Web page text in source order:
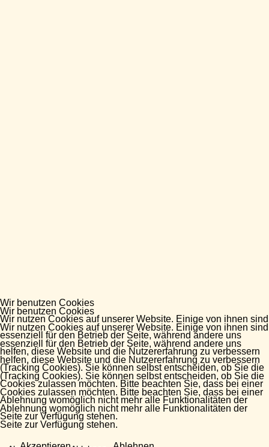
Wir benutzen Cookies
Wir nutzen Cookies auf unserer Website. Einige von ihnen sind
essenziell für den Betrieb der Seite, während andere uns
helfen, diese Website und die Nutzererfahrung zu verbessern
(Tracking Cookies). Sie können selbst entscheiden, ob Sie die
Cookies zulassen möchten. Bitte beachten Sie, dass bei einer
Ablehnung womöglich nicht mehr alle Funktionalitäten der
Seite zur Verfügung stehen.
Wir benutzen Cookies
Wir nutzen Cookies auf unserer Website. Einige von ihnen sind
essenziell für den Betrieb der Seite, während andere uns
helfen, diese Website und die Nutzererfahrung zu verbessern
(Tracking Cookies). Sie können selbst entscheiden, ob Sie die
Cookies zulassen möchten. Bitte beachten Sie, dass bei einer
Ablehnung womöglich nicht mehr alle Funktionalitäten der
Seite zur Verfügung stehen.